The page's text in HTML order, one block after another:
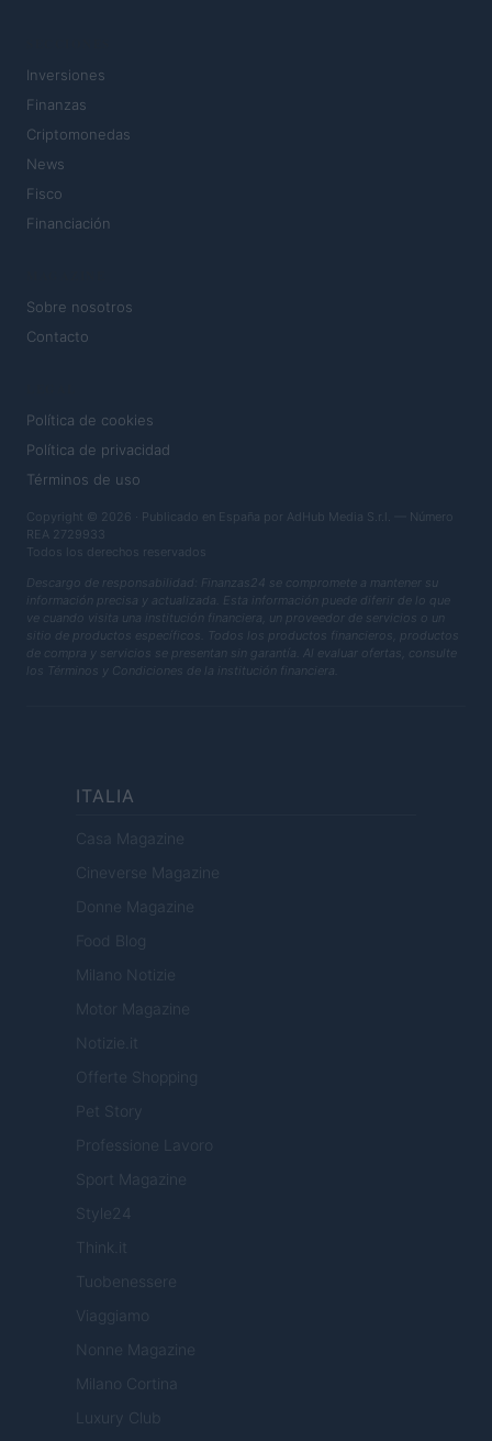
Inversiones
Finanzas
Criptomonedas
News
Fisco
Financiación
Sobre nosotros
Contacto
Política de cookies
Política de privacidad
Términos de uso
Copyright © 2026 · Publicado en España por AdHub Media S.r.l. — Número
REA 2729933
Todos los derechos reservados
Descargo de responsabilidad: Finanzas24 se compromete a mantener su
información precisa y actualizada. Esta información puede diferir de lo que
ve cuando visita una institución financiera, un proveedor de servicios o un
sitio de productos específicos. Todos los productos financieros, productos
de compra y servicios se presentan sin garantía. Al evaluar ofertas, consulte
los Términos y Condiciones de la institución financiera.
ITALIA
Casa Magazine
Cineverse Magazine
Donne Magazine
Food Blog
Milano Notizie
Motor Magazine
Notizie.it
Offerte Shopping
Pet Story
Professione Lavoro
Sport Magazine
Style24
Think.it
Tuobenessere
Viaggiamo
Nonne Magazine
Milano Cortina
Luxury Club